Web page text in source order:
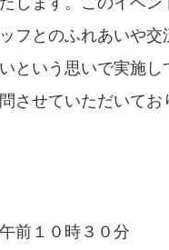
フとのふれあいや交
という思いで実施し
させていただいてお
前１０時３０分